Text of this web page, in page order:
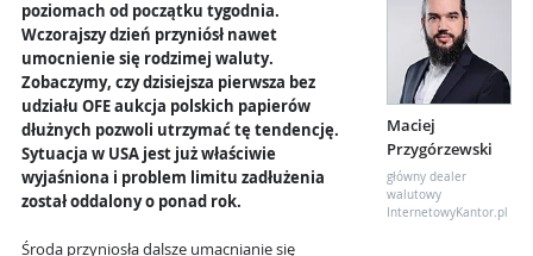
Maciej
Przygórzewski
główny dealer
walutowy
InternetowyKantor.pl
poziomach od początku tygodnia.
Wczorajszy dzień przyniósł nawet
umocnienie się rodzimej waluty.
Zobaczymy, czy dzisiejsza pierwsza bez
udziału OFE aukcja polskich papierów
dłużnych pozwoli utrzymać tę tendencję.
Sytuacja w USA jest już właściwie
wyjaśniona i problem limitu zadłużenia
został oddalony o ponad rok.
Środa przyniosła dalsze umacnianie się